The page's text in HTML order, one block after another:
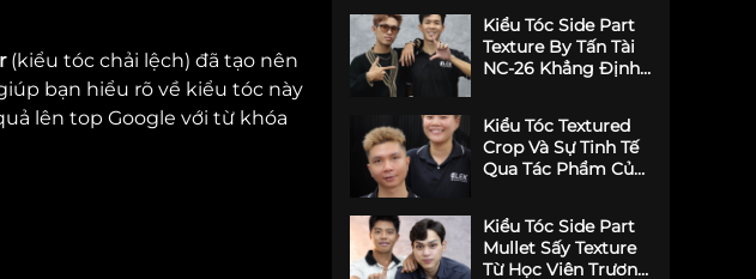
(kiểu tóc chải lệch) đã tạo nên
bạn hiểu rõ về kiểu tóc này
lên top Google với từ khóa
Kiểu Tóc Side Part
Texture By Tấn Tài
NC-26 Khẳng Định
Kiểu Tóc Textured
Crop Và Sự Tinh Tế
Qua Tác Phẩm Của
Kiểu Tóc Side Part
Mullet Sấy Texture
Từ Học Viên Trương